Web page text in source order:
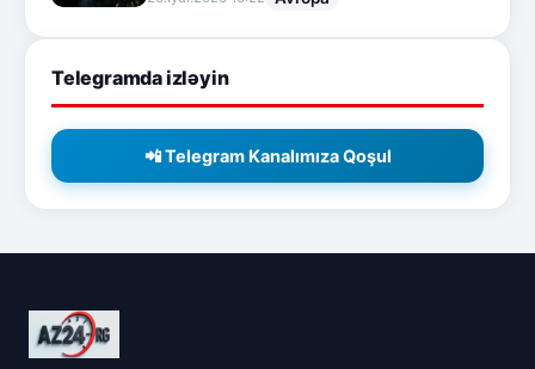
Telegramda izləyin
📲 Telegram Kanalımıza Qoşul